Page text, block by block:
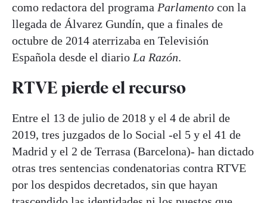
como redactora del programa Parlamento con la
llegada de Álvarez Gundín, que a finales de
octubre de 2014 aterrizaba en Televisión
Española desde el diario La Razón.
RTVE pierde el recurso
Entre el 13 de julio de 2018 y el 4 de abril de
2019, tres juzgados de lo Social -el 5 y el 41 de
Madrid y el 2 de Terrasa (Barcelona)- han dictado
otras tres sentencias condenatorias contra RTVE
por los despidos decretados, sin que hayan